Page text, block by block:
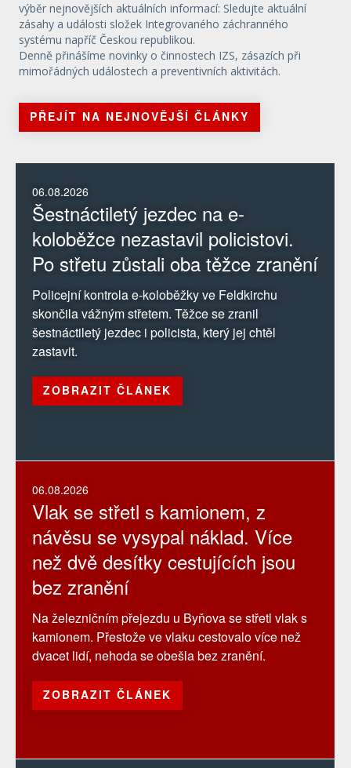
výběr nejnovějších aktuálních informací: Sledujte aktuální
zásahy a události složek Integrovaného záchranného
systému napříč Českou republikou.
Denně přinášíme novinky o činnostech IZS, zásazích při
mimořádných událostech a preventivních aktivitách.
PŘEJÍT NA NEJNOVĚJŠÍ ČLÁNKY
06.08.2026
Šestnáctiletý jezdec na e-
koloběžce nezastavil policistovi.
Po střetu zůstali oba těžce zranění
Policejní kontrola e-koloběžky ve Feldkirchu
skončila vážným střetem. Těžce se zranil
šestnáctiletý jezdec i policista, který jej chtěl
zastavit.
ZOBRAZIT ČLÁNEK
06.08.2026
Vlak se střetl s kamionem, z
návěsu se vysypal náklad. Více
než dvě desítky cestujících jsou
bez zranění
Na železničním přejezdu u Byňova se střetl vlak s
kamionem. Přestože ve vlaku cestovalo více než
dvacet lidí, nehoda se obešla bez zranění.
ZOBRAZIT ČLÁNEK